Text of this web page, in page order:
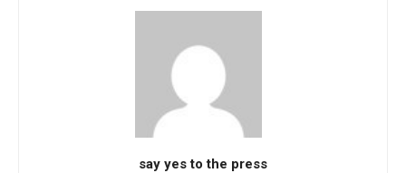
say yes to the press